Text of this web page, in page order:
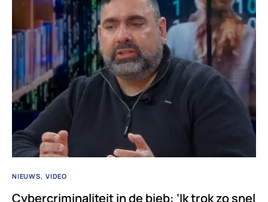
NIEUWS VIDEO
Cybercriminaliteit in de bieb: ‘Ik trok zo snel